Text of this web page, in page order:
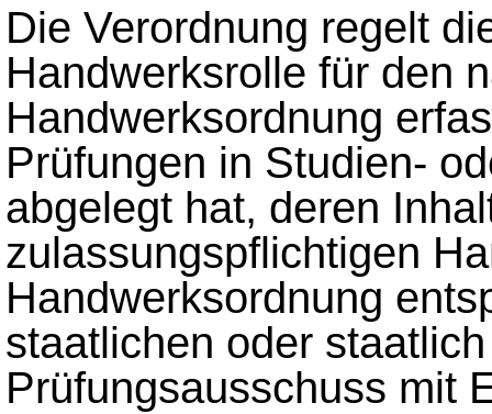
Die Verordnung regelt
Handwerksrolle für den
Handwerksordnung
Prüfungen in Studien-
abgelegt hat, deren
zulassungspflichtigen
Handwerksordnung
staatlichen oder
Prüfungsausschuss mit